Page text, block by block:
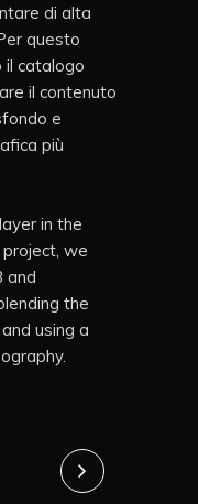
di alta
questo
catalogo
il contenuto
e
più
in the
we
and
the
using a